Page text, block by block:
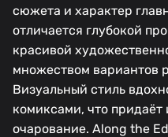
сюжета и характер
отличается глубокой
красивой
множеством вариантов
Визуальный стиль
комиксами, что придаёт
очарование. Along the